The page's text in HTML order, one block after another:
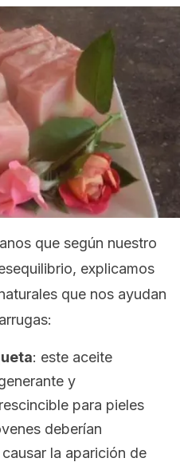
que según nuestro
explicamos
que nos ayudan
: este aceite
y
para pieles
deberían
la aparición de